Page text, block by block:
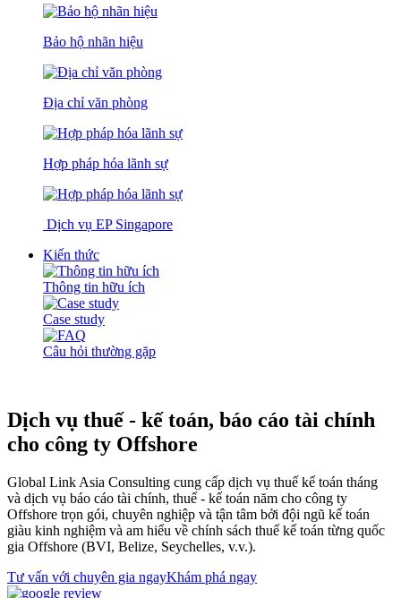
Bảo hộ nhãn hiệu
Địa chỉ văn phòng
Hợp pháp hóa lãnh sự
Dịch vụ EP Singapore
Kiến thức
Thông tin hữu ích
Case study
Câu hỏi thường gặp
Dịch vụ thuế - kế toán, báo cáo tài chính
cho công ty Offshore
Global Link Asia Consulting cung cấp dịch vụ thuế kế toán tháng
và dịch vụ báo cáo tài chính, thuế - kế toán năm cho công ty
Offshore trọn gói, chuyên nghiệp và tận tâm bởi đội ngũ kế toán
giàu kinh nghiệm và am hiểu về chính sách thuế kế toán từng quốc
gia Offshore (BVI, Belize, Seychelles, v.v.).
Tư vấn với chuyên gia ngayKhám phá ngay